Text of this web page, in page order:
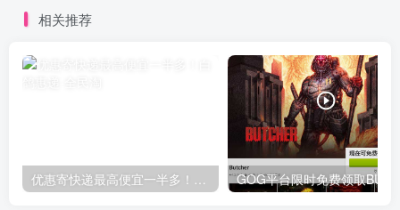
相关推荐
优惠寄快递最高便宜一半多！白鸽惠递